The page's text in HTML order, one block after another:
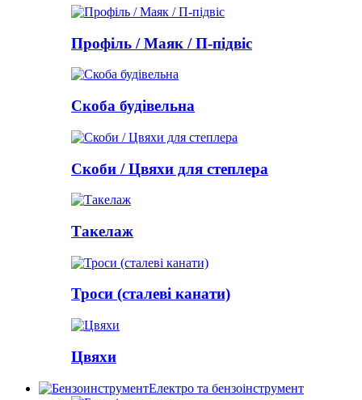
Профіль / Маяк / П-підвіс
Скоба будівельна
Скоби / Цвяхи для степлера
Такелаж
Троси (сталеві канати)
Цвяхи
Електро та бензоінструмент